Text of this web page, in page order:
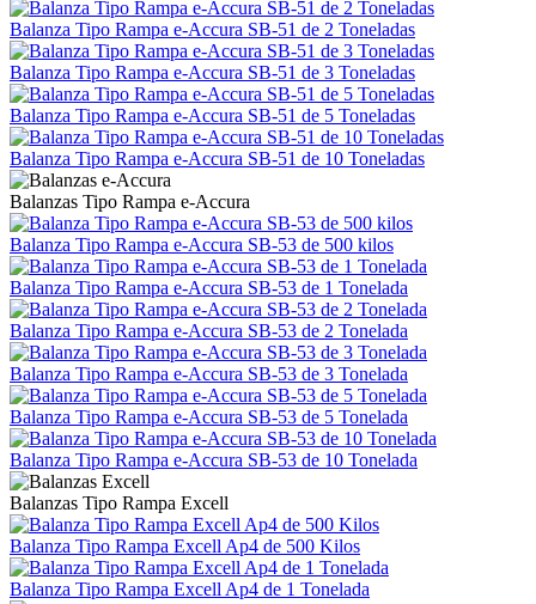
Balanza Tipo Rampa e-Accura SB-51 de 2 Toneladas
Balanza Tipo Rampa e-Accura SB-51 de 3 Toneladas
Balanza Tipo Rampa e-Accura SB-51 de 5 Toneladas
Balanza Tipo Rampa e-Accura SB-51 de 10 Toneladas
Balanzas Tipo Rampa e-Accura
Balanza Tipo Rampa e-Accura SB-53 de 500 kilos
Balanza Tipo Rampa e-Accura SB-53 de 1 Tonelada
Balanza Tipo Rampa e-Accura SB-53 de 2 Tonelada
Balanza Tipo Rampa e-Accura SB-53 de 3 Tonelada
Balanza Tipo Rampa e-Accura SB-53 de 5 Tonelada
Balanza Tipo Rampa e-Accura SB-53 de 10 Tonelada
Balanzas Tipo Rampa Excell
Balanza Tipo Rampa Excell Ap4 de 500 Kilos
Balanza Tipo Rampa Excell Ap4 de 1 Tonelada